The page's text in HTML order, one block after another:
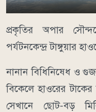
​প্রকৃতির অপার
পর্যটনকেন্দ্র টাঙ্গুয়ার
নানান বিধিনিষেধ ও
বিকেলে হাওরের টাকের
সেখানে ছোট-বড়